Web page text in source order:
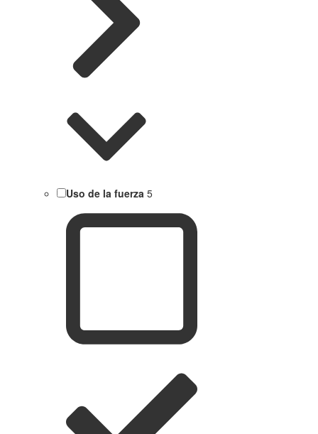
Uso de la fuerza 5